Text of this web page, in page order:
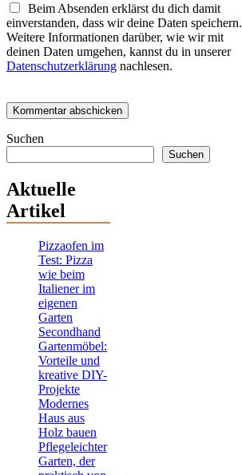
Beim Absenden erklärst du dich damit
einverstanden, dass wir deine Daten speichern.
Weitere Informationen darüber, wie wir mit
deinen Daten umgehen, kannst du in unserer
Datenschutzerklärung nachlesen.
Suchen
Suchen
Aktuelle
Artikel
Pizzaofen im
Test: Pizza
wie beim
Italiener im
eigenen
Garten
Secondhand
Gartenmöbel:
Vorteile und
kreative DIY-
Projekte
Modernes
Haus aus
Holz bauen
Pflegeleichter
Garten, der